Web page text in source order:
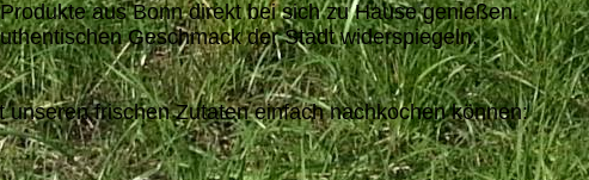
aus Bonn direkt bei sich zu Hause genießen.
Geschmack der Stadt widerspiegeln.
frischen Zutaten einfach nachkochen können: